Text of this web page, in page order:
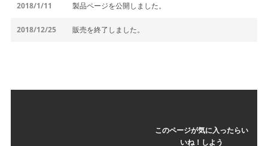
2018/1/11 製品ページを公開しました。
2018/12/25 販売を終了しました。
このページが気に入ったらい
いね！しよう